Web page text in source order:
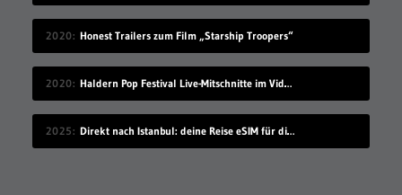
2020 Honest Trailers zum Film „Starship Troopers“
2020 Haldern Pop Festival Live-Mitschnitte im Videostream (2008-2019)
2025 Direkt nach Istanbul: deine Reise eSIM für die Türkei